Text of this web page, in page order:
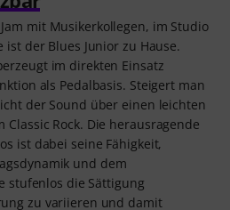
mit Musikerkollegen, im Studio
der Blues Junior zu Hause.
im direkten Einsatz
als Pedalbasis. Steigert man
der Sound über einen leichten
Rock. Die herausragende
ist dabei seine Fähigkeit,
und dem
stufenlos die Sättigung
zu variieren und damit